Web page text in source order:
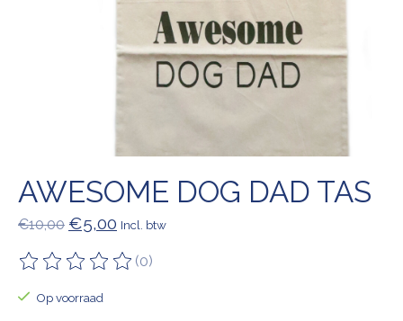
AWESOME DOG DAD TAS
€10,00 €5,00 Incl. btw
De beoordeling van dit product is
(0)
Op voorraad